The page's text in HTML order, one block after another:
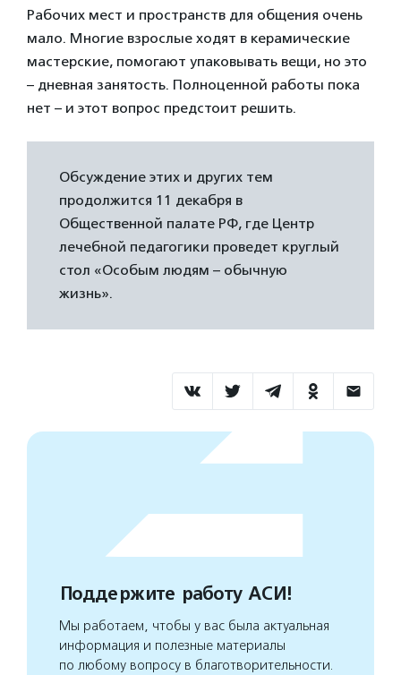
Рабочих мест и пространств для общения очень
мало. Многие взрослые ходят в керамические
мастерские, помогают упаковывать вещи, но это
– дневная занятость. Полноценной работы пока
нет – и этот вопрос предстоит решить.
Обсуждение этих и других тем
продолжится 11 декабря в
Общественной палате РФ, где Центр
лечебной педагогики проведет круглый
стол «Особым людям – обычную
жизнь».
Поддержите работу АСИ!
Мы работаем, чтобы у вас была актуальная
информация и полезные материалы
по любому вопросу в благотворительности.